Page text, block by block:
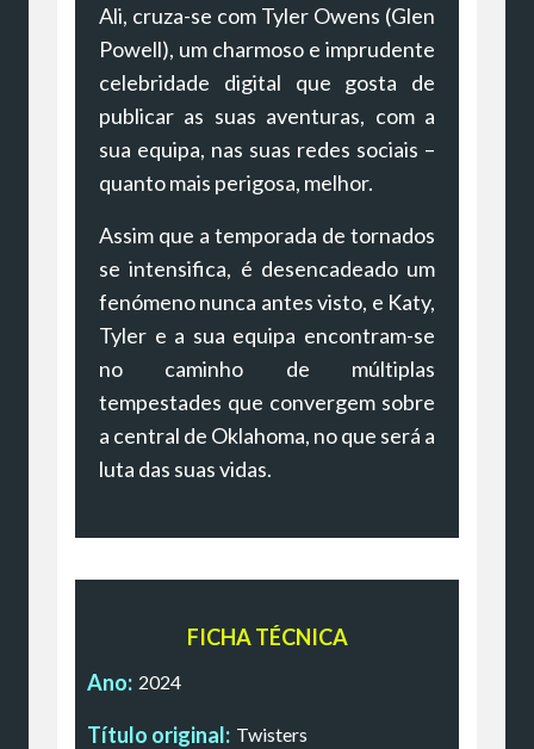
Ali, cruza-se com Tyler Owens (Glen
Powell), um charmoso e imprudente
celebridade digital que gosta de
publicar as suas aventuras, com a
sua equipa, nas suas redes sociais –
quanto mais perigosa, melhor.
Assim que a temporada de tornados
se intensifica, é desencadeado um
fenómeno nunca antes visto, e Katy,
Tyler e a sua equipa encontram-se
no caminho de múltiplas
tempestades que convergem sobre
a central de Oklahoma, no que será a
luta das suas vidas.
FICHA TÉCNICA
Ano: 2024
Título original: Twisters